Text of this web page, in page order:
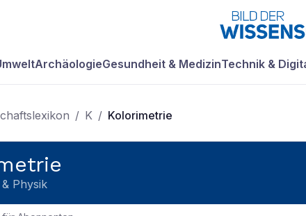
ArchäologieGesundheit & MedizinTechnik &
/ K / Kolorimetrie
Physik